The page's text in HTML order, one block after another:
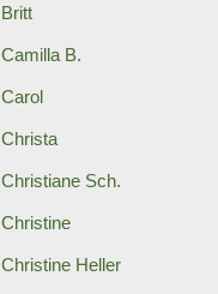
Britt
Camilla B.
Carol
Christa
Christiane Sch.
Christine
Christine Heller